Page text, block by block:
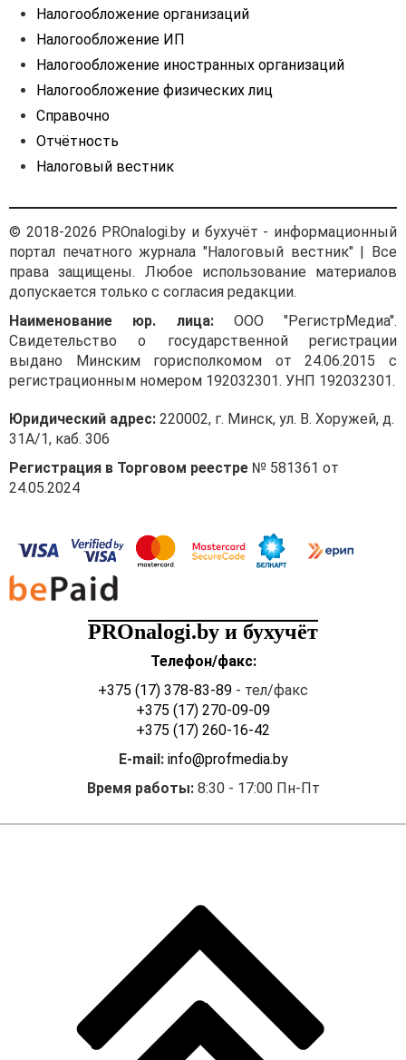
Налогообложение организаций
Налогообложение ИП
Налогообложение иностранных организаций
Налогообложение физических лиц
Справочно
Отчётность
Налоговый вестник
© 2018-2026 PROnalogi.by и бухучёт - информационный
портал печатного журнала "Налоговый вестник" | Все
права защищены. Любое использование материалов
допускается только с согласия редакции.
Наименование юр. лица:ООО "РегистрМедиа".
Свидетельство о государственной регистрации
выдано Минским горисполкомом от 24.06.2015 с
регистрационным номером 192032301. УНП 192032301.
Юридический адрес: 220002, г. Минск, ул. В. Хоружей, д.
31А/1, каб. 306
Регистрация в Торговом реестре № 581361 от
24.05.2024
PROnalogi.by и бухучёт
Телефон/факс:
+375 (17) 378-83-89 - тел/факс
+375 (17) 270-09-09
+375 (17) 260-16-42
E-mail: info@profmedia.by
Время работы:8:30 - 17:00 Пн-Пт